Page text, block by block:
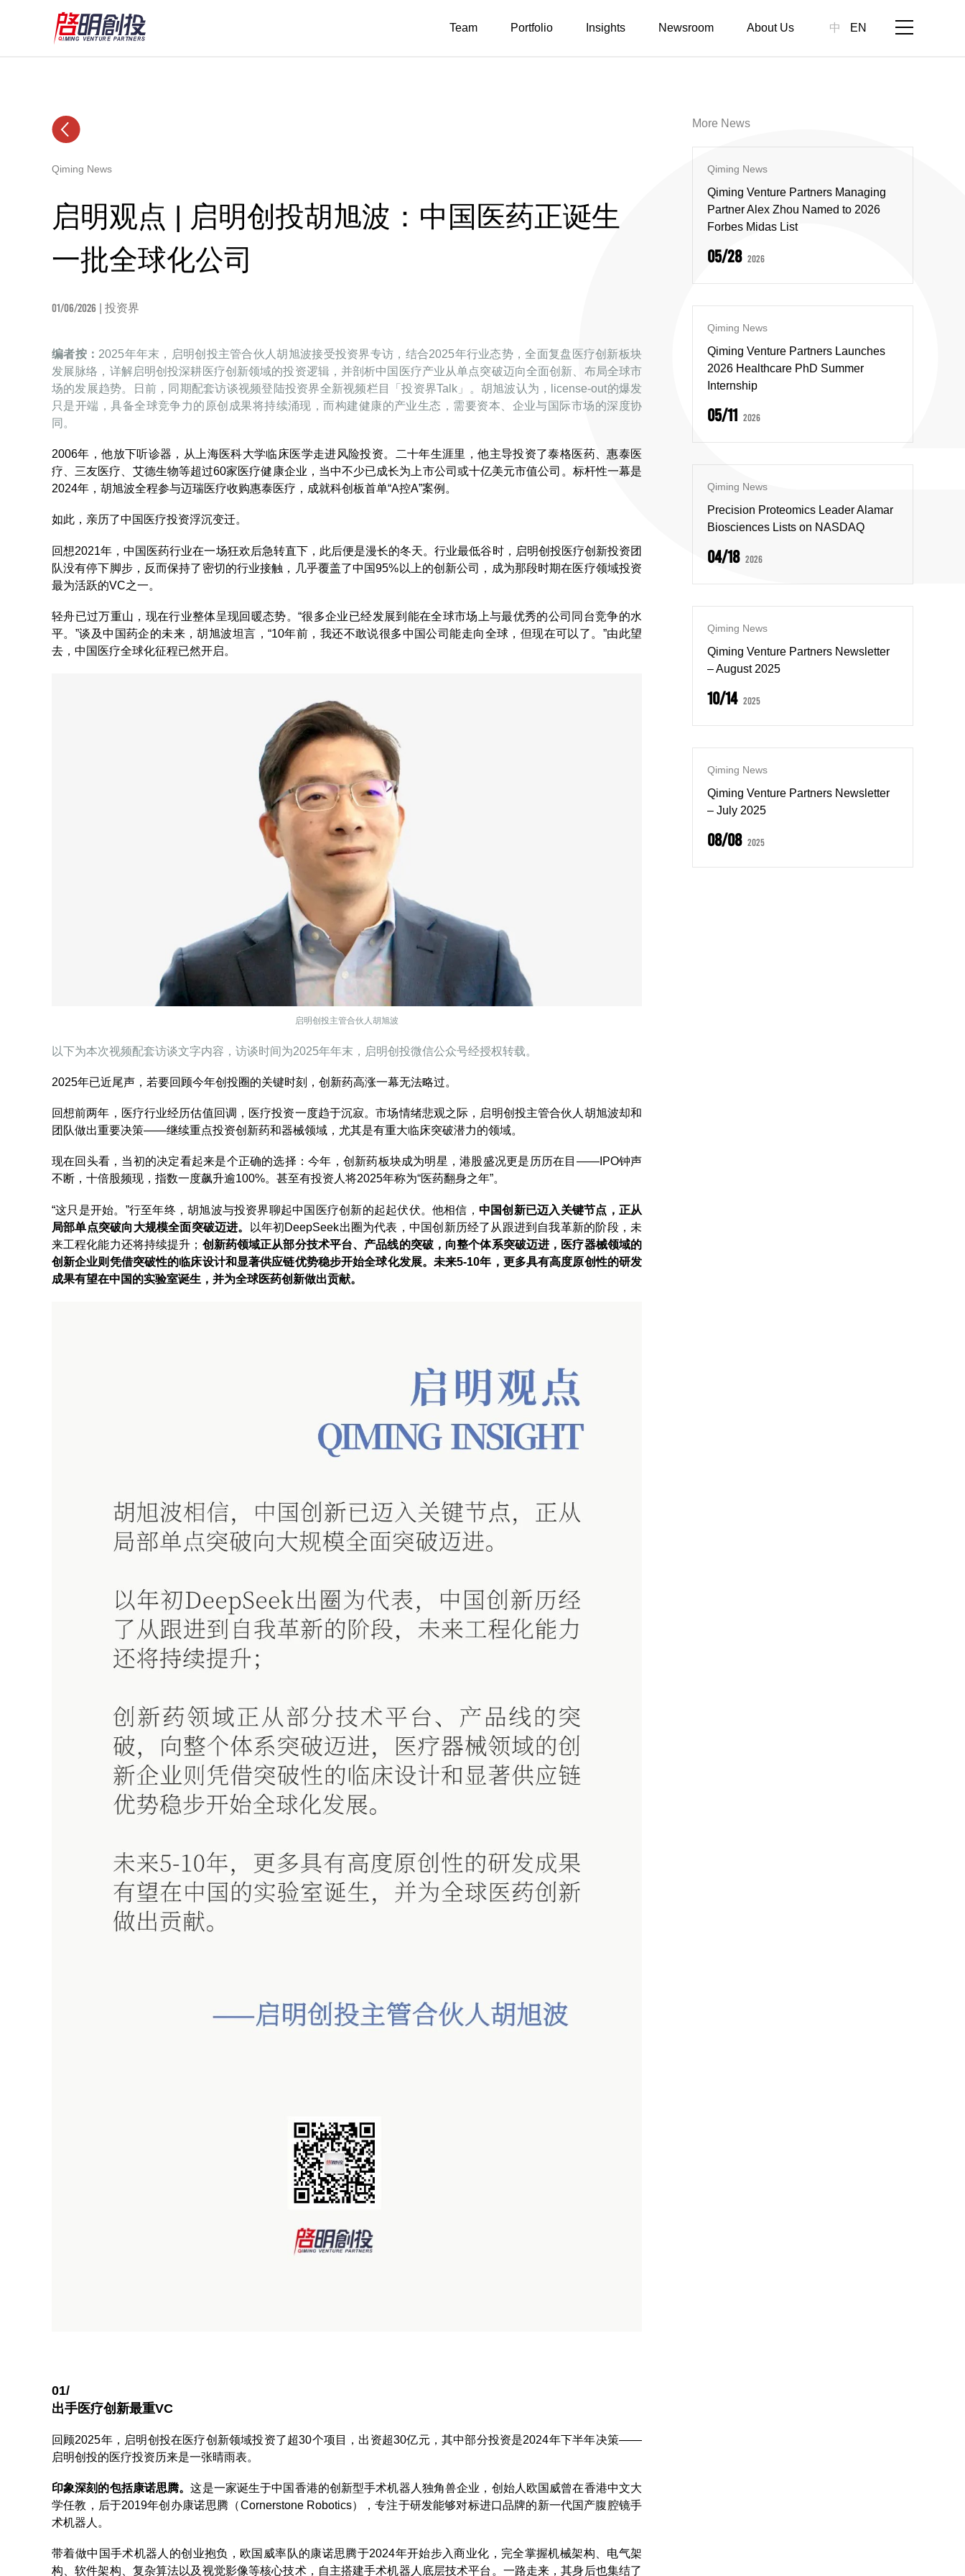
中 EN
Team Portfolio Insights Newsroom About Us
Qiming News
启明观点 | 启明创投胡旭波：中国医药正诞生
一批全球化公司
01/06/2026 | 投资界
编者按： 2025年年末，启明创投主管合伙人胡旭波接受投资界专访，结合2025年行业态势，全面复盘医疗创新板块
发展脉络，详解启明创投深耕医疗创新领域的投资逻辑，并剖析中国医疗产业从单点突破迈向全面创新、布局全球市
场的发展趋势。日前，同期配套访谈视频登陆投资界全新视频栏目「投资界Talk」。胡旭波认为，license-out的爆发
只是开端，具备全球竞争力的原创成果将持续涌现，而构建健康的产业生态，需要资本、企业与国际市场的深度协
同。
2006年，他放下听诊器，从上海医科大学临床医学走进风险投资。二十年生涯里，他主导投资了泰格医药、惠泰医
疗、三友医疗、艾德生物等超过60家医疗健康企业，当中不少已成长为上市公司或十亿美元市值公司。标杆性一幕是
2024年，胡旭波全程参与迈瑞医疗收购惠泰医疗，成就科创板首单“A控A”案例。
如此，亲历了中国医疗投资浮沉变迁。
回想2021年，中国医药行业在一场狂欢后急转直下，此后便是漫长的冬天。行业最低谷时，启明创投医疗创新投资团
队没有停下脚步，反而保持了密切的行业接触，几乎覆盖了中国95%以上的创新公司，成为那段时期在医疗领域投资
最为活跃的VC之一。
轻舟已过万重山，现在行业整体呈现回暖态势。“很多企业已经发展到能在全球市场上与最优秀的公司同台竞争的水
平。”谈及中国药企的未来，胡旭波坦言，“10年前，我还不敢说很多中国公司能走向全球，但现在可以了。”由此望
去，中国医疗全球化征程已然开启。
启明创投主管合伙人胡旭波
以下为本次视频配套访谈文字内容，访谈时间为2025年年末，启明创投微信公众号经授权转载。
2025年已近尾声，若要回顾今年创投圈的关键时刻，创新药高涨一幕无法略过。
回想前两年，医疗行业经历估值回调，医疗投资一度趋于沉寂。市场情绪悲观之际，启明创投主管合伙人胡旭波却和
团队做出重要决策——继续重点投资创新药和器械领域，尤其是有重大临床突破潜力的领域。
现在回头看，当初的决定看起来是个正确的选择：今年，创新药板块成为明星，港股盛况更是历历在目——IPO钟声
不断，十倍股频现，指数一度飙升逾100%。甚至有投资人将2025年称为“医药翻身之年”。
“这只是开始。”行至年终，胡旭波与投资界聊起中国医疗创新的起起伏伏。他相信， 中国创新已迈入关键节点，正从
局部单点突破向大规模全面突破迈进。
以年初DeepSeek出圈为代表，中国创新历经了从跟进到自我革新的阶段，未
来工程化能力还将持续提升； 创新药领域正从部分技术平台、产品线的突破，向整个体系突破迈进，医疗器械领域的
创新企业则凭借突破性的临床设计和显著供应链优势稳步开始全球化发展。未来5-10年，更多具有高度原创性的研发
成果有望在中国的实验室诞生，并为全球医药创新做出贡献。
01/
出手医疗创新最重VC
回顾2025年，启明创投在医疗创新领域投资了超30个项目，出资超30亿元，其中部分投资是2024年下半年决策——
启明创投的医疗投资历来是一张晴雨表。
印象深刻的包括康诺思腾。这是一家诞生于中国香港的创新型手术机器人独角兽企业，创始人欧国威曾在香港中文大
学任教，后于2019年创办康诺思腾（Cornerstone Robotics），专注于研发能够对标进口品牌的新一代国产腹腔镜手
术机器人。
带着做中国手术机器人的创业抱负，欧国威率队的康诺思腾于2024年开始步入商业化，完全掌握机械架构、电气架
构、软件架构、复杂算法以及视觉影像等核心技术，自主搭建手术机器人底层技术平台。一路走来，其身后也集结了
More News
Qiming News
Qiming Venture Partners Managing
Partner Alex Zhou Named to 2026
Forbes Midas List
05/28 2026
Qiming News
Qiming Venture Partners Launches
2026 Healthcare PhD Summer
Internship
05/11 2026
Qiming News
Precision Proteomics Leader Alamar
Biosciences Lists on NASDAQ
04/18 2026
Qiming News
Qiming Venture Partners Newsletter
– August 2025
10/14 2025
Qiming News
Qiming Venture Partners Newsletter
– July 2025
08/08 2025